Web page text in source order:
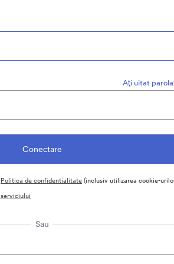
Aţi uitat
Politica de confidentialitate(inclusiv utilizarea cookie-
Sau